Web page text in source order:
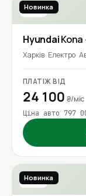
2019
Новинка
HyundaiKona
Харків Електро
ПЛАТІЖ ВІД
24 100 ₴/міс
Ціна авто 797
2018
Новинка